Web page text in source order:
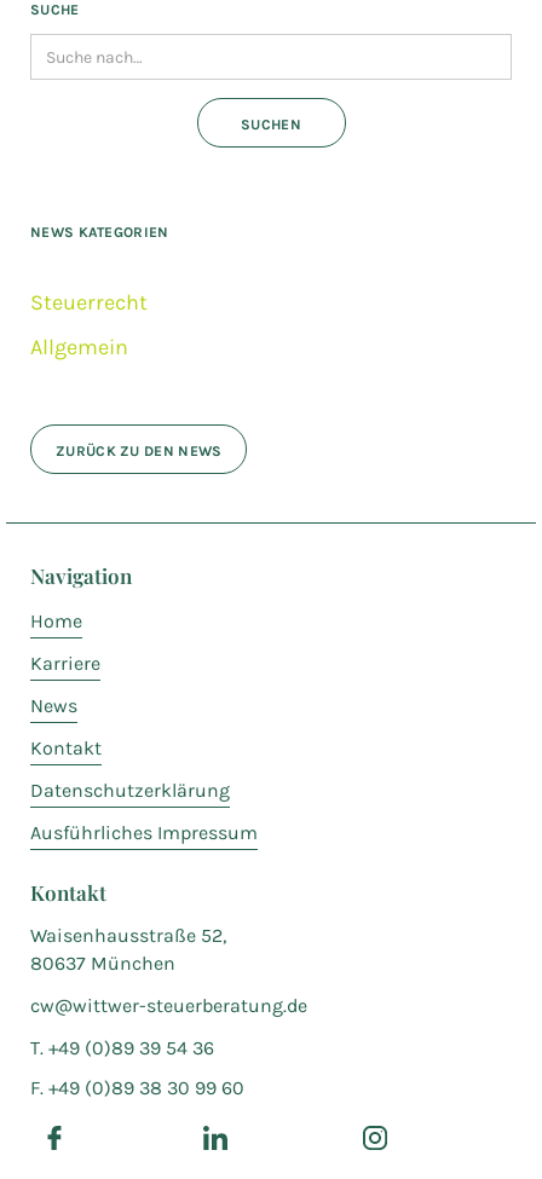
SUCHE
NEWS KATEGORIEN
Steuerrecht
Allgemein
ZURÜCK ZU DEN NEWS
Navigation
Home
Karriere
News
Kontakt
Datenschutzerklärung
Ausführliches Impressum
Kontakt
Waisenhausstraße 52,
80637 München
cw@wittwer-steuerberatung.de
T. +49 (0)89 39 54 36
F. +49 (0)89 38 30 99 60